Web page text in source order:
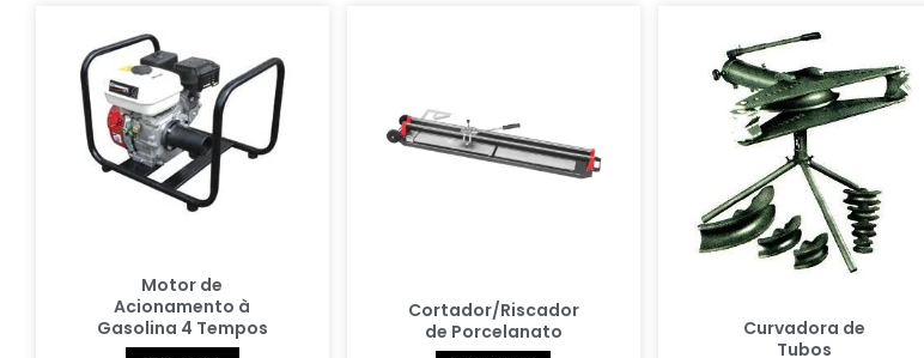
Motor de
Acionamento à
Gasolina 4 Tempos
Cortador/Riscador
de Porcelanato
Curvadora de
Tubos